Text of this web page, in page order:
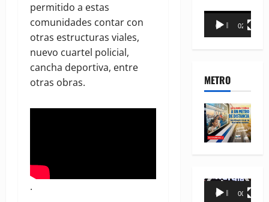
permitido a estas
comunidades contar con
otras estructuras viales,
nuevo cuartel policial,
cancha deportiva, entre
otras obras.
.
Reproductor
00:00 02:18
METRO
Reproductor
00:00 00:35